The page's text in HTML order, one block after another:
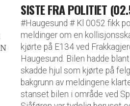
SISTE FRA POLITIET
#Haugesund # Kl 0052 fikk
meldinger om en
kjørte på E134 ved
Haugesund. Bilen hadde
skadde hjul som kjørte på
bakgrunn av meldingene
stanset bilen i område ved